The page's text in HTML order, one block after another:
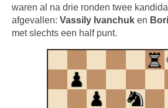
waren al na drie ronden twee
afgevallen: Vassily Ivanchuk en
met slechts een half punt.